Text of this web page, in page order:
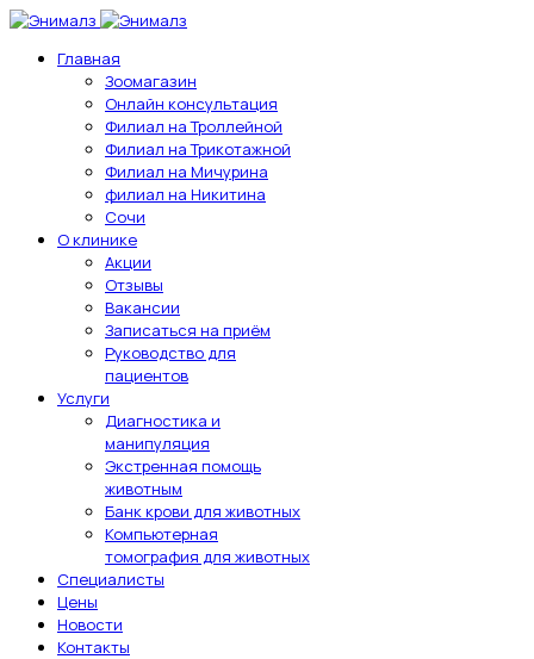
Главная
Зоомагазин
Онлайн консультация
Филиал на Троллейной
Филиал на Трикотажной
Филиал на Мичурина
филиал на Никитина
Сочи
О клинике
Акции
Отзывы
Вакансии
Записаться на приём
Руководство для
пациентов
Услуги
Диагностика и
манипуляция
Экстренная помощь
животным
Банк крови для животных
Компьютерная
томография для животных
Специалисты
Цены
Новости
Контакты